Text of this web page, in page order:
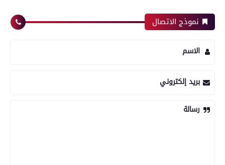
نموذج الاتصال
الاسم
بريد إلكتروني
رسالة